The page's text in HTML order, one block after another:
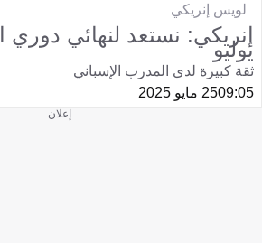
لويس إنريكي
يوليو
ثقة كبيرة لدى المدرب الإسباني
09:0525 مايو 2025
إعلان